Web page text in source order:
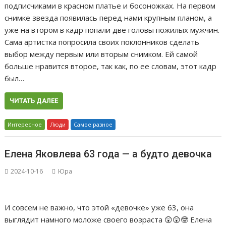
подписчиками в красном платье и босоножках. На первом
снимке звезда появилась перед нами крупным планом, а
уже на втором в кадр попали две головы пожилых мужчин.
Сама артистка попросила своих поклонников сделать
выбор между первым или вторым снимком. Ей самой
больше нравится второе, так как, по ее словам, этот кадр
был…
ЧИТАТЬ ДАЛЕЕ
Интересное Люди Самое разное
Елена Яковлева 63 года — а будто девочка
2024-10-16 Юра
И совсем не важно, что этой «девочке» уже 63, она
выглядит намного моложе своего возраста 😲😲🤓 Елена